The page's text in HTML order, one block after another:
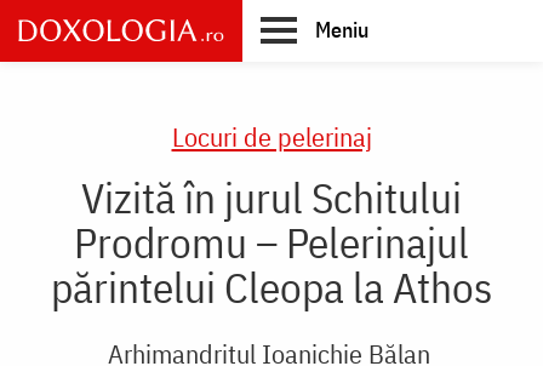
Skip
to
main
Meniu
Locuri de pelerinaj
Vizită în jurul Schitului
Prodromu – Pelerinajul
părintelui Cleopa la Athos
Arhimandritul Ioanichie Bălan